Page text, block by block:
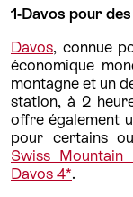
1-Davos pour
Davos, connue
économique
montagne et un
station, à 2
offre également
pour certains
Swiss Mountain
Davos 4*.